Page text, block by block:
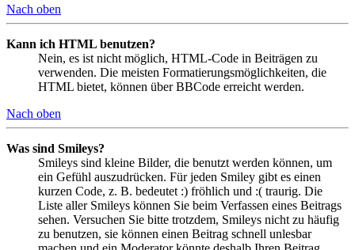
Nach oben
Kann ich HTML benutzen?
Nein, es ist nicht möglich, HTML-Code in Beiträgen zu
verwenden. Die meisten Formatierungsmöglichkeiten, die
HTML bietet, können über BBCode erreicht werden.
Nach oben
Was sind Smileys?
Smileys sind kleine Bilder, die benutzt werden können, um
ein Gefühl auszudrücken. Für jeden Smiley gibt es einen
kurzen Code, z. B. bedeutet :) fröhlich und :( traurig. Die
Liste aller Smileys können Sie beim Verfassen eines Beitrags
sehen. Versuchen Sie bitte trotzdem, Smileys nicht zu häufig
zu benutzen, sie können einen Beitrag schnell unlesbar